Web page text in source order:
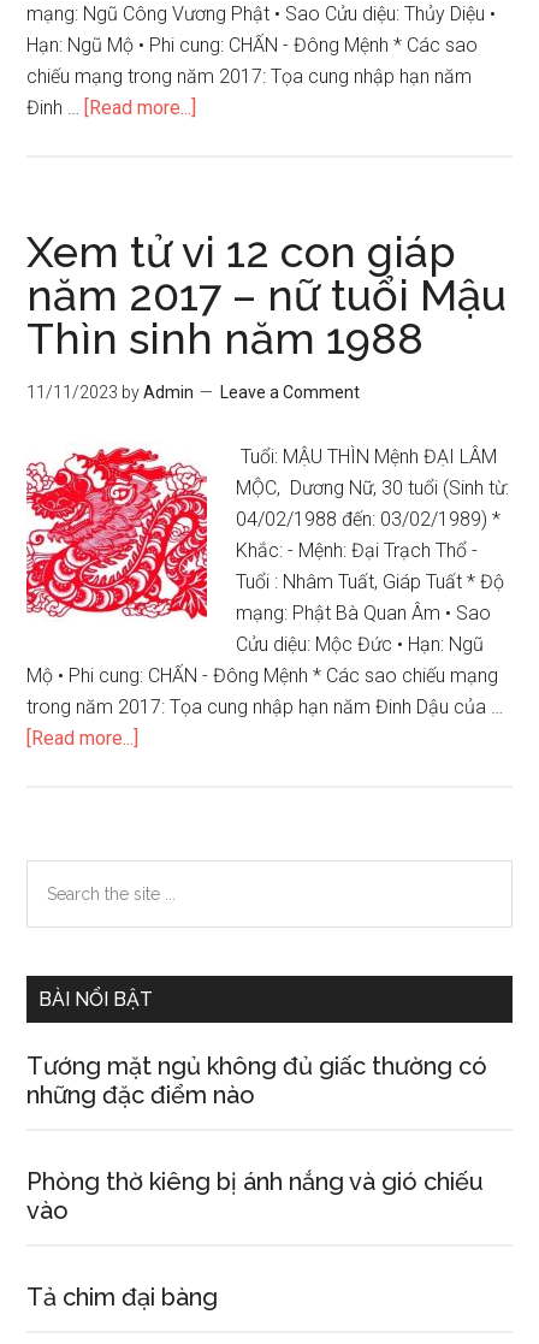
mạng: Ngũ Công Vương Phật • Sao Cửu diệu: Thủy Diệu •
Hạn: Ngũ Mộ • Phi cung: CHẤN - Đông Mệnh * Các sao
chiếu mạng trong năm 2017: Tọa cung nhập hạn năm
Đinh … [Read more...]
12
con
giáp
năm
2017
–
Mậu
Thìn
sinh
năm
1988
Xem tử vi 12 con giáp
năm 2017 – nữ tuổi Mậu
Thìn sinh năm 1988
11/11/2023 byAdmin Leave a Comment
Tuổi: MẬU THÌN Mệnh ĐẠI LÂM
MỘC, Dương Nữ, 30 tuổi (Sinh từ:
04/02/1988 đến: 03/02/1989) *
Khắc: - Mệnh: Đại Trạch Thổ -
Tuổi : Nhâm Tuất, Giáp Tuất * Độ
mạng: Phật Bà Quan Âm • Sao
Cửu diệu: Mộc Đức • Hạn: Ngũ
Mộ • Phi cung: CHẤN - Đông Mệnh * Các sao chiếu mạng
trong năm 2017: Tọa cung nhập hạn năm Đinh Dậu của …
[Read more...]
12
con
giáp
2017
–
tuổi
Mậu
sinh
Primary
Sidebar
the
BÀI NỔI BẬT
Tướng mặt ngủ không đủ giấc thường có
những đặc điểm nào
Phòng thờ kiêng bị ánh nắng và gió chiếu
vào
Tả chim đại bàng